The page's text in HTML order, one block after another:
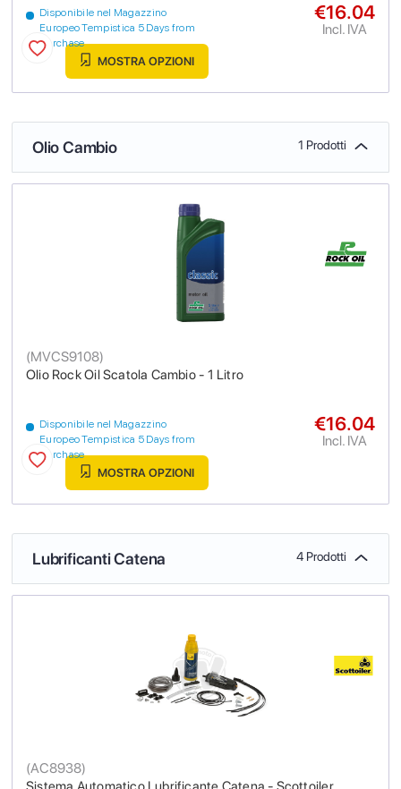
Disponibile nel Magazzino
Europeo Tempistica 5 Days from
purchase
€16.04
Incl. IVA
MOSTRA OPZIONI
Olio Cambio 1 Prodotti
Olio Rock Oil Scatola Cambio - 1 Litro
(MVCS9108)
Disponibile nel Magazzino
Europeo Tempistica 5 Days from
purchase
€16.04
Incl. IVA
MOSTRA OPZIONI
Lubrificanti Catena 4 Prodotti
(AC8938)